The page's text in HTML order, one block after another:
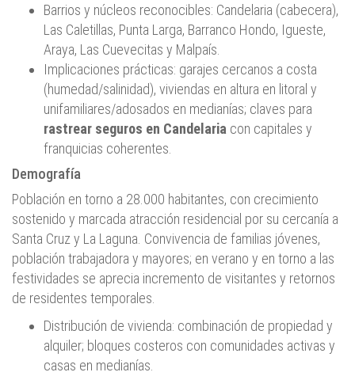
Barrios y núcleos reconocibles: Candelaria (cabecera),
Las Caletillas, Punta Larga, Barranco Hondo, Igueste,
Araya, Las Cuevecitas y Malpaís.
Implicaciones prácticas: garajes cercanos a costa
(humedad/salinidad), viviendas en altura en litoral y
unifamiliares/adosados en medianías; claves para
rastrear seguros en Candelaria con capitales y
franquicias coherentes.
Demografía
Población en torno a 28.000 habitantes, con crecimiento
sostenido y marcada atracción residencial por su cercanía a
Santa Cruz y La Laguna. Convivencia de familias jóvenes,
población trabajadora y mayores; en verano y en torno a las
festividades se aprecia incremento de visitantes y retornos
de residentes temporales.
Distribución de vivienda: combinación de propiedad y
alquiler; bloques costeros con comunidades activas y
casas en medianías.